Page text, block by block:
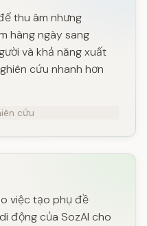
thu âm nhưng
hàng ngày sang
và khả năng xuất
cứu nhanh hơn
cứu
việc tạo phụ đề
động của SozAI cho